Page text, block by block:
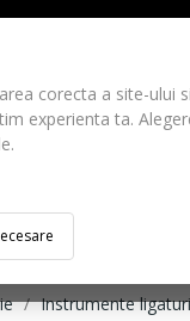
corecta a site-ului
experienta ta.
Instrumente ligaturi